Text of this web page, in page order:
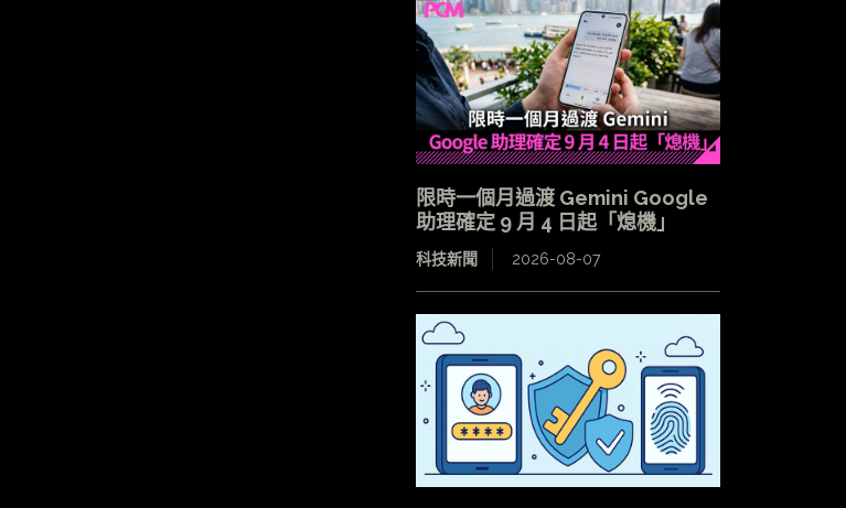
限時一個月過渡 Gemini Google
助理確定 9 月 4 日起「熄機」
科技新聞 2026-08-07